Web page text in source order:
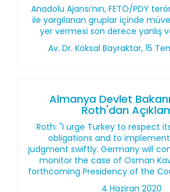
Anadolu Ajansı’nın, FETÖ/PDY
ile yargılanan gruplar içinde
yer vermesi son derece yanlış
Av. Dr. Köksal Bayraktar, 15
Almanya Devlet
Roth'dan
Roth: "I urge Turkey to respect
obligations and to implement
judgment swiftly. Germany will
monitor the case of Osman
forthcoming Presidency of the
4 Haziran 2020